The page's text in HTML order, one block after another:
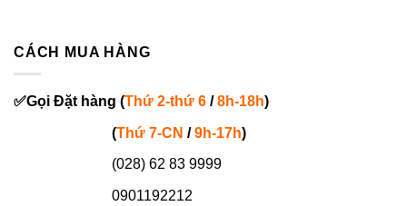
CÁCH MUA HÀNG
✅Gọi Đặt hàng (Thứ 2-thứ 6 /8h-18h)
(Thứ 7-CN /9h-17h)
(028) 62 83 9999
0901192212